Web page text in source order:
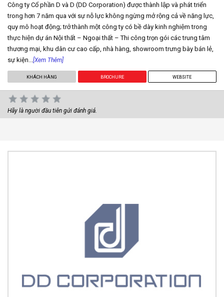
Công ty Cổ phần D và D (DD Corporation) được thành lập và phát triển
trong hơn 7 năm qua với sự nỗ lực không ngừng mở rộng cả về năng lực,
quy mô hoạt động; trở thành một công ty có bề dày kinh nghiệm trong
thực hiện dự án Nội thất – Ngoại thất – Thi công trọn gói các trung tâm
thương mại, khu dân cư cao cấp, nhà hàng, showroom trưng bày bán lẻ,
sự kiện... [Xem Thêm]
KHÁCH HÀNG BROCHURE WEBSITE
Hãy là người đầu tiên gửi đánh giá.